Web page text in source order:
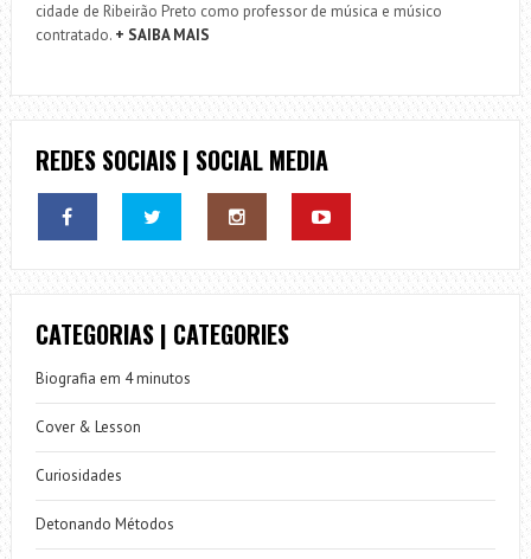
cidade de Ribeirão Preto como professor de música e músico
contratado. + SAIBA MAIS
REDES SOCIAIS | SOCIAL MEDIA
CATEGORIAS | CATEGORIES
Biografia em 4 minutos
Cover & Lesson
Curiosidades
Detonando Métodos